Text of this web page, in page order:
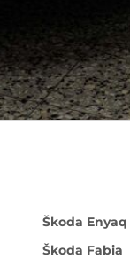
Škoda Enyaq
Škoda Fabia